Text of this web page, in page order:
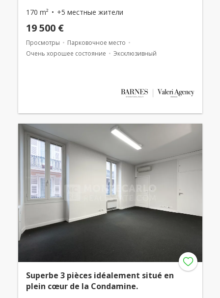
170 m² +5 местные жители
19 500 €
Просмотры
Парковочное место
Очень хорошее состояние
Эксклюзивный
Superbe 3 pièces idéalement situé en
plein cœur de la Condamine.